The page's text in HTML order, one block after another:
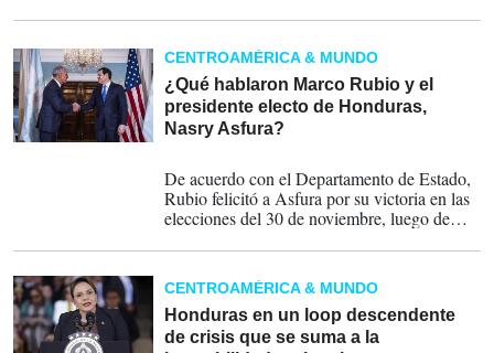
noviembre.
CENTROAMÉRICA & MUNDO
¿Qué hablaron Marco Rubio y el
presidente electo de Honduras,
Nasry Asfura?
De acuerdo con el Departamento de Estado,
Rubio felicitó a Asfura por su victoria en las
elecciones del 30 de noviembre, luego de
señalamientos de fraude y más de 24 días
para confirmar al nuevo gobernante.
CENTROAMÉRICA & MUNDO
Honduras en un loop descendente
de crisis que se suma a la